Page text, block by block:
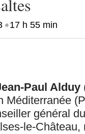
•17 h 55 min
Paul Alduy
Méditerranée
général
le-Château,